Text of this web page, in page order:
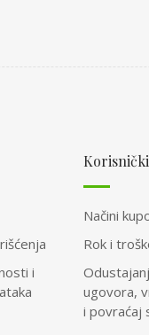
i
Načini
Rok i
ugovora,
i povraćaj